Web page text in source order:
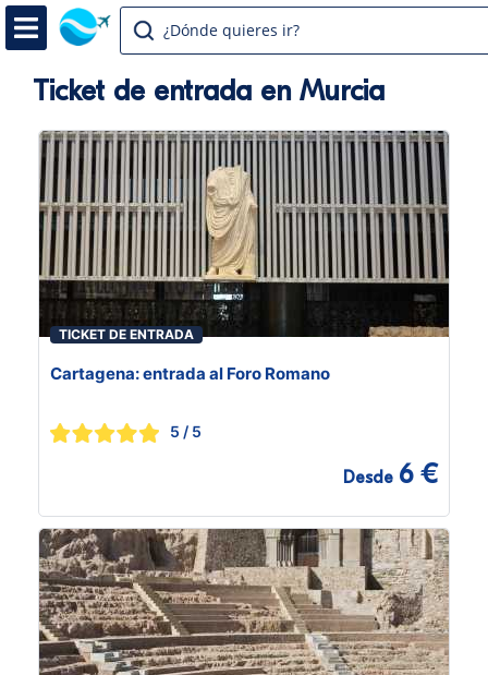
¿Dónde quieres ir?
Ticket de entrada en Murcia
TICKET DE ENTRADA
Cartagena: entrada al Foro Romano
5 / 5
Desde 6 €